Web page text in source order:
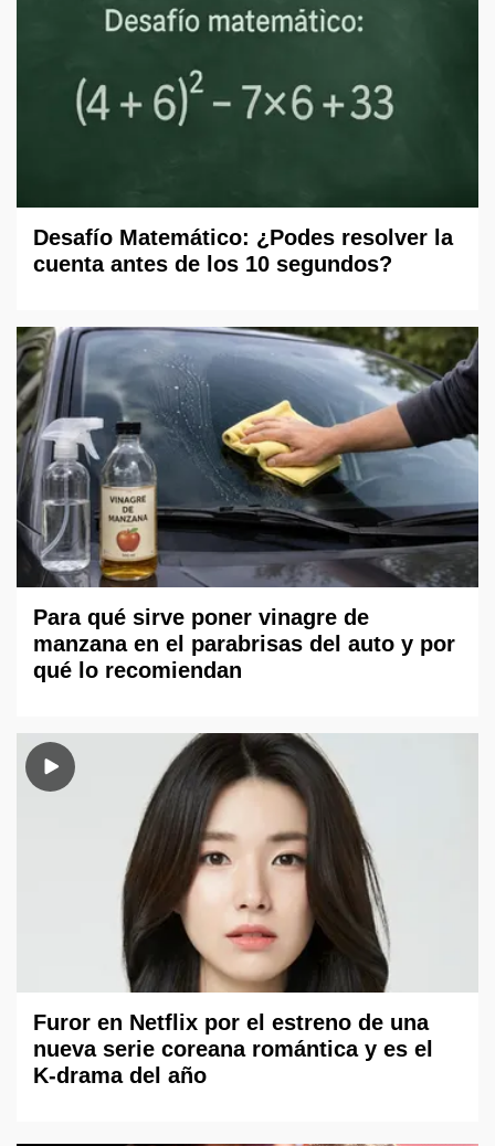
Desafío Matemático: ¿Podes resolver la
cuenta antes de los 10 segundos?
Para qué sirve poner vinagre de
manzana en el parabrisas del auto y por
qué lo recomiendan
Furor en Netflix por el estreno de una
nueva serie coreana romántica y es el
K-drama del año